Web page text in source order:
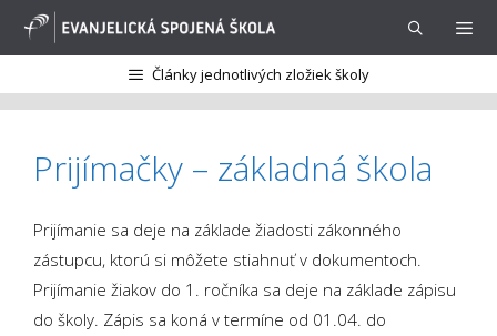
Preskočiť
Články jednotlivých zložiek školy
Prijímačky – základná škola
Prijímanie sa deje na základe žiadosti zákonného
zástupcu, ktorú si môžete stiahnuť v dokumentoch.
Prijímanie žiakov do 1. ročníka sa deje na základe zápisu
do školy. Zápis sa koná v termíne od 01.04. do